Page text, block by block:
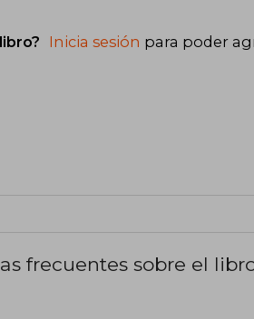
Inicia sesión para poder
frecuentes sobre el